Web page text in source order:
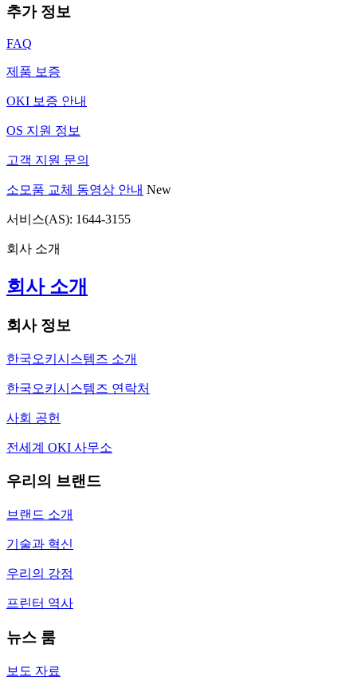
추가 정보
FAQ
제품 보증
OKI 보증 안내
OS 지원 정보
고객 지원 문의
소모품 교체 동영상 안내 New
서비스(AS): 1644-3155
회사 소개
회사 소개
회사 정보
한국오키시스템즈 소개
한국오키시스템즈 연락처
사회 공헌
전세계 OKI 사무소
우리의 브랜드
브랜드 소개
기술과 혁신
우리의 강점
프린터 역사
뉴스 룸
보도 자료